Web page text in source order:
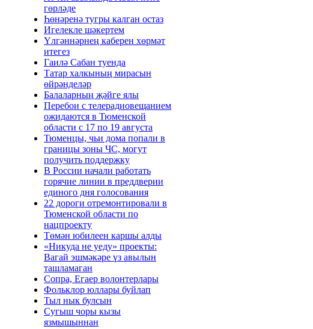
гөрләде
Һөнәренә тугры калган остаз
Игелекле шәкертем
Үлгәннәрнең каберен хөрмәт
итегез
Гаилә Сабан туенда
Татар халкының мирасын
өйрәнделәр
Балаларның җәйге ялы
Перебои с телерадиовещанием
ожидаются в Тюменской
области с 17 по 19 августа
Тюменцы, чьи дома попали в
границы зоны ЧС, могут
получить поддержку
В России начали работать
горячие линии в преддверии
единого дня голосования
22 дороги отремонтировали в
Тюменской области по
нацпроекту
Төмән юбилеен каршы алды
«Никуда не уеду» проекты:
Вагай эшмәкәре үз авылын
ташламаган
Сопра, Егаер волонтерлары
Фольклор юллары буйлап
Тыл нык булсын
Сугыш чоры кызы
язмышыннан